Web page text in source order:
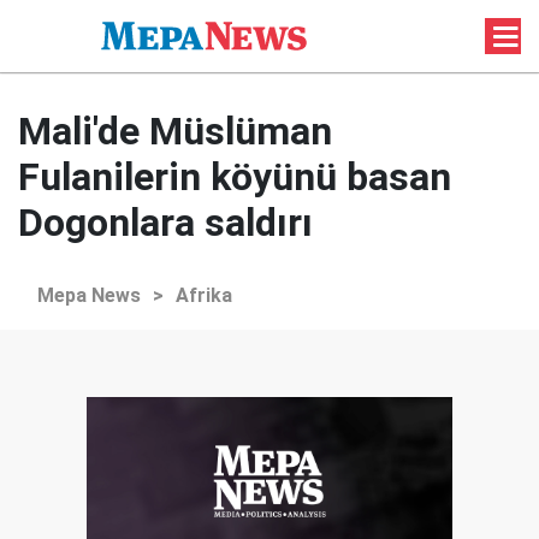
Mali'de Müslüman
Fulanilerin köyünü basan
Dogonlara saldırı
Mepa News > Afrika